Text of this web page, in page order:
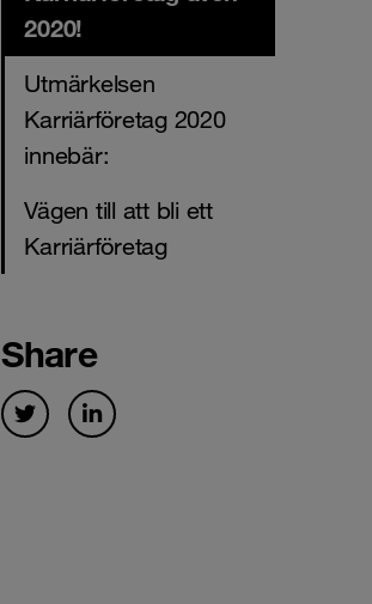
2020!
Utmärkelsen
Karriärföretag 2020
innebär:
Vägen till att bli ett
Karriärföretag
Share